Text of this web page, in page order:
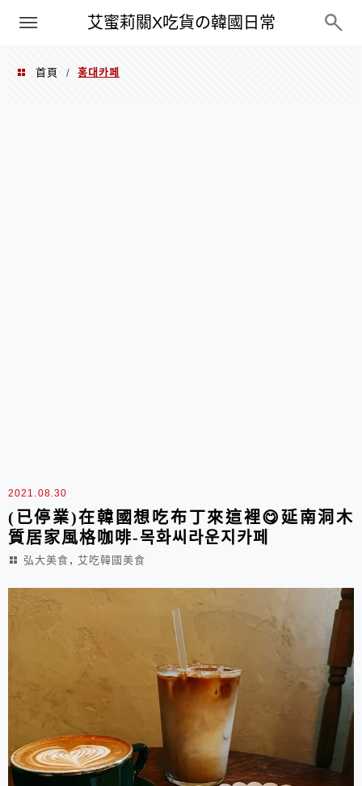
艾蜜莉關X吃貨の韓國日常
PXN
首頁 / 홍대카페
2021.08.30
(已停業)在韓國想吃布丁來這裡😋延南洞木
質居家風格咖啡-목화씨라운지카페
弘大美食 , 艾吃韓國美食